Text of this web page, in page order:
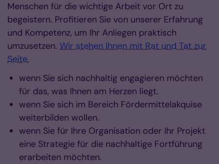
Menschen für die wichtige Arbeit vor Ort zu
begeistern. Profitieren Sie von unserer Erfahrung
und Kompetenz, um Ihr Anliegen praktisch
umzusetzen. Wir stehen Ihnen mit Rat und Tat zur
Seite,
wenn Sie sich nachhaltig engagieren möchten
für das, was Ihnen am Herzen liegt.
wenn Sie sich im Bereich Fördermittelakquise
weiterbilden wollen.
wenn Sie für Ihre Organisation oder Ihr Projekt
eine Strategie für die nachhaltige Fortführung
erarbeiten möchten.